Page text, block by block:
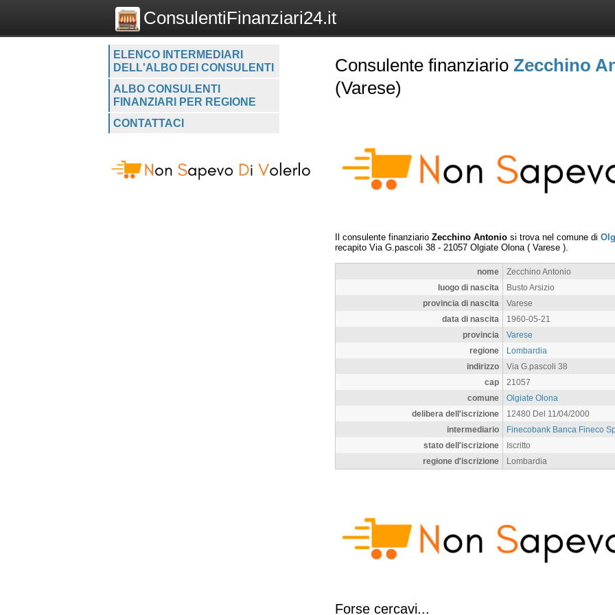
ConsulentiFinanziari24.it
ELENCO INTERMEDIARI
DELL'ALBO DEI CONSULENTI
ALBO CONSULENTI
FINANZIARI PER REGIONE
CONTATTACI
Consulente finanziario Zecchino
(Varese)
Il consulente finanziario Zecchino Antonio si trova nel comune di
recapito Via G.pascoli 38 - 21057 Olgiate Olona ( Varese ).
nome
Zecchino Antonio
luogo di nascita
Busto Arsizio
provincia di nascita
Varese
data di nascita
1960-05-21
provincia
Varese
regione
Lombardia
indirizzo
Via G.pascoli 38
cap
21057
comune
Olgiate Olona
delibera dell'iscrizione
12480 Del 11/04/2000
intermediario
Finecobank Banca Fineco
stato dell'iscrizione
Iscritto
regione d'iscrizione
Lombardia
Forse cercavi...